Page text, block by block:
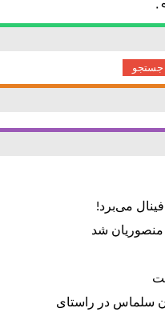
فینال می‌برد!
شد
سلماس در راستای